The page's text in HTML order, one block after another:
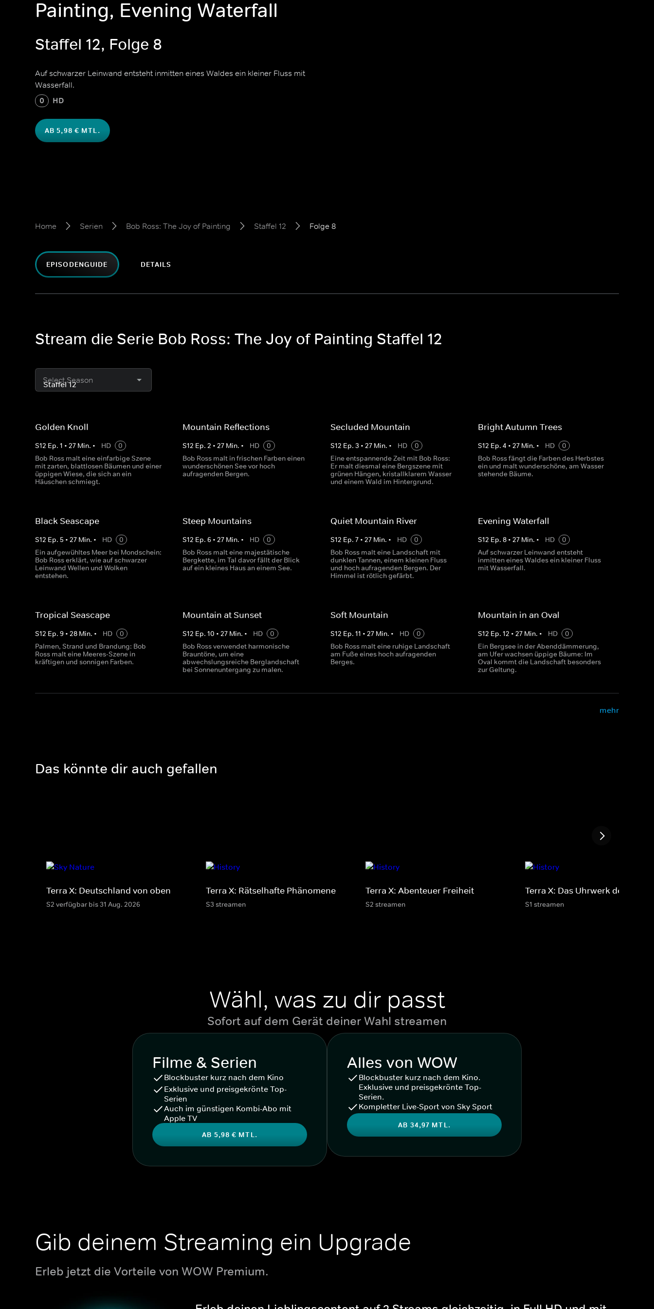
Painting, Evening Waterfall
Staffel 12, Folge 8
Auf schwarzer Leinwand entsteht inmitten eines Waldes ein kleiner Fluss mit
Wasserfall.
0 HD
AB 5,98 € MTL.
Home Serien Bob Ross: The Joy of Painting Staffel 12 Folge 8
EPISODENGUIDE DETAILS
Stream die Serie Bob Ross: The Joy of Painting Staffel 12
Select Season
Golden Knoll
S12 Ep. 1 • 27 Min. • HD
0
Bob Ross malt eine einfarbige Szene
mit zarten, blattlosen Bäumen und einer
üppigen Wiese, die sich an ein
Häuschen schmiegt.
Mountain Reflections
S12 Ep.2 •27 Min. • HD
0
Bob Ross malt in frischen Farben einen
wunderschönen See vor hoch
aufragenden Bergen.
Secluded Mountain
S12 Ep. 3 • 27Min. • HD
0
Eine entspannende Zeit mit Bob Ross:
Er malt diesmal eine Bergszene mit
grünen Hängen, kristallklarem Wasser
und einem Wald im Hintergrund.
Bright Autumn Trees
S12 Ep. 4 • 27Min. • HD
0
Bob Ross fängt die Farben des Herbstes
ein und malt wunderschöne, am Wasser
stehende Bäume.
Black Seascape
S12 Ep. 5 • 27 Min. • HD
0
Ein aufgewühltes Meer bei Mondschein:
Bob Ross erklärt, wie auf schwarzer
Leinwand Wellen und Wolken
entstehen.
Steep Mountains
S12 Ep.6 •27 Min. • HD
0
Bob Ross malt eine majestätische
Bergkette, im Tal davor fällt der Blick
auf ein kleines Haus an einem See.
Quiet Mountain River
S12 Ep. 7• 27Min. • HD
0
Bob Ross malt eine Landschaft mit
dunklen Tannen, einem kleinen Fluss
und hoch aufragenden Bergen. Der
Himmel ist rötlich gefärbt.
Evening Waterfall
S12 Ep. 8• 27Min. • HD
0
Auf schwarzer Leinwand entsteht
inmitten eines Waldes ein kleiner Fluss
mit Wasserfall.
Tropical Seascape
S12 Ep. 9 • 28 Min. • HD
0
Palmen, Strand und Brandung: Bob
Ross malt eine Meeres-Szene in
kräftigen und sonnigen Farben.
Mountain at Sunset
S12 Ep.10 •27 Min. • HD
0
Bob Ross verwendet harmonische
Brauntöne, um eine
abwechslungsreiche Berglandschaft
bei Sonnenuntergang zu malen.
Soft Mountain
S12 Ep. 11 • 27Min. • HD
0
Bob Ross malt eine ruhige Landschaft
am Fuße eines hoch aufragenden
Berges.
Mountain in an Oval
S12 Ep. 12 • 27Min. • HD
0
Ein Bergsee in der Abenddämmerung,
am Ufer wachsen üppige Bäume: Im
Oval kommt die Landschaft besonders
zur Geltung.
mehr
Das könnte dir auch gefallen
Terra X: Deutschland von oben
S2 verfügbar bis 31 Aug. 2026
Terra X: Rätselhafte Phänomene
S3 streamen
Terra X: Abenteuer Freiheit
S2 streamen
Terra X: Das Uhrwerk des
S1 streamen
Wähl, was zu dir passt
Sofort auf dem Gerät deiner Wahl streamen
Filme & Serien
Blockbuster kurz nach dem Kino
Exklusive und preisgekrönte Top-
Serien
Auch im günstigen Kombi-Abo mit
Apple TV
AB 5,98 € MTL.
Alles von WOW
Blockbuster kurz nach dem Kino.
Exklusive und preisgekrönte Top-
Serien.
Kompletter Live-Sport von Sky Sport
AB 34,97 MTL.
Gib deinem Streaming ein Upgrade
Erleb jetzt die Vorteile von WOW Premium.